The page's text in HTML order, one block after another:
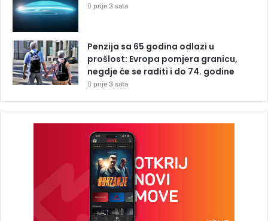
prije 3 sata
Penzija sa 65 godina odlazi u
prošlost: Evropa pomjera granicu,
negdje će se raditi i do 74. godine
prije 3 sata